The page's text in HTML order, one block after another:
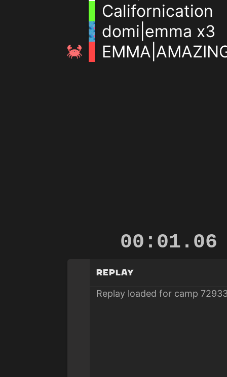
Californication
domi|emma x3
00:01.80
Replay
Replay loaded for camp